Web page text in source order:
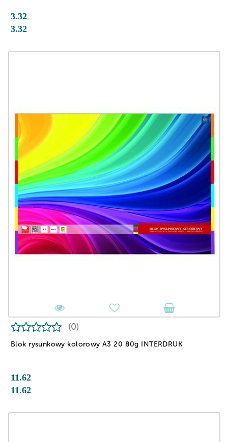
3.32
3.32
Blok rysunkowy kolorowy A3 20 80g INTERDRUK
(0)
11.62
11.62